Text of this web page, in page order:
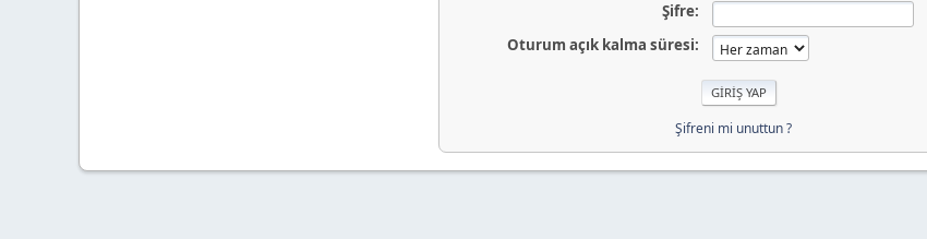
Şifre:
Oturum açık kalma süresi:
Şifreni mi unuttun ?